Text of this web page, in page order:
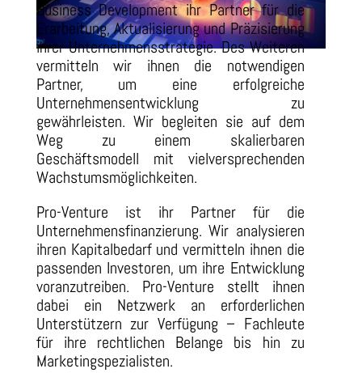
Business Development ihr Partner für die
Erarbeitung, Aktualisierung und Präzisierung
ihrer Unternehmensstrategie. Des Weiteren
vermitteln wir ihnen die notwendigen
Partner, um eine erfolgreiche
Unternehmensentwicklung zu
gewährleisten. Wir begleiten sie auf dem
Weg zu einem skalierbaren
Geschäftsmodell mit vielversprechenden
Wachstumsmöglichkeiten.
Pro-Venture ist ihr Partner für die
Unternehmensfinanzierung. Wir analysieren
ihren Kapitalbedarf und vermitteln ihnen die
passenden Investoren, um ihre Entwicklung
voranzutreiben. Pro-Venture stellt ihnen
dabei ein Netzwerk an erforderlichen
Unterstützern zur Verfügung – Fachleute
für ihre rechtlichen Belange bis hin zu
Marketingspezialisten.